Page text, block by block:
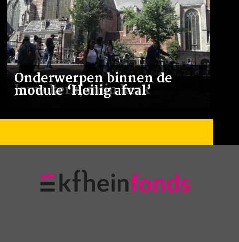
Jouw kerk, mijn kerk
Onderwerpen binnen de
module ‘Heilig afval’